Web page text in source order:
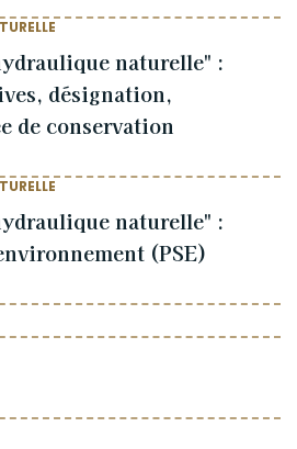
naturelle" :
désignation,
de conservation
naturelle" :
(PSE)